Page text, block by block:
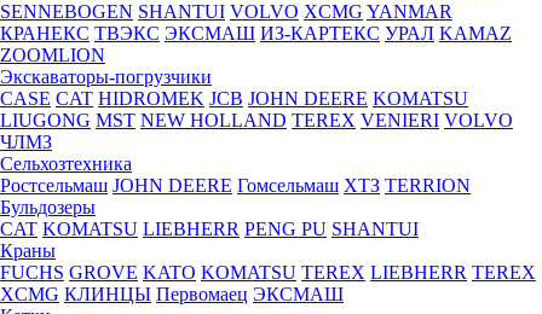
SENNEBOGEN SHANTUI VOLVO XCMG YANMAR
КРАНЕКС ТВЭКС ЭКСМАШ ИЗ-КАРТЕКС УРАЛ KAMAZ
ZOOMLION
Экскаваторы-погрузчики
CASE CAT HIDROМEK JCB JOHN DEERE KOMATSU
LIUGONG MST NEW HOLLAND TEREX VENIERI VOLVO
ЧЛМЗ
Сельхозтехника
Ростсельмаш JOHN DEERE Гомсельмаш ХТЗ TERRION
Бульдозеры
CAT KOMATSU LIEBHERR PENG PU SHANTUI
Краны
FUCHS GROVE KATO KOMATSU TEREX LIEBHERR TEREX
XCMG КЛИНЦЫ Первомаец ЭКСМАШ